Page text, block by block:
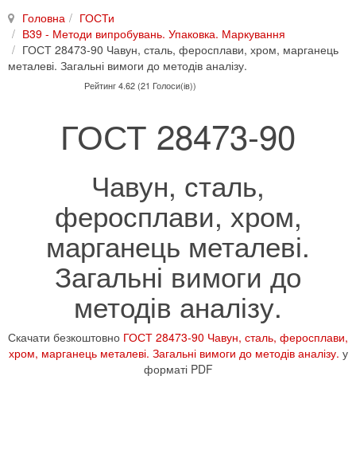
Головна
ГОСТи
В39 - Методи випробувань. Упаковка. Маркування
ГОСТ 28473-90 Чавун, сталь, феросплави, хром, марганець
металеві. Загальні вимоги до методів аналізу.
Рейтинг 4.62 (21 Голоси(ів))
ГОСТ 28473-90
Чавун, сталь,
феросплави, хром,
марганець металеві.
Загальні вимоги до
методів аналізу.
Скачати безкоштовно ГОСТ 28473-90 Чавун, сталь, феросплави,
хром, марганець металеві. Загальні вимоги до методів аналізу. у
форматі PDF